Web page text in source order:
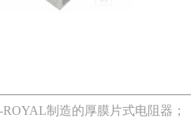
制造的厚膜片式电阻器；